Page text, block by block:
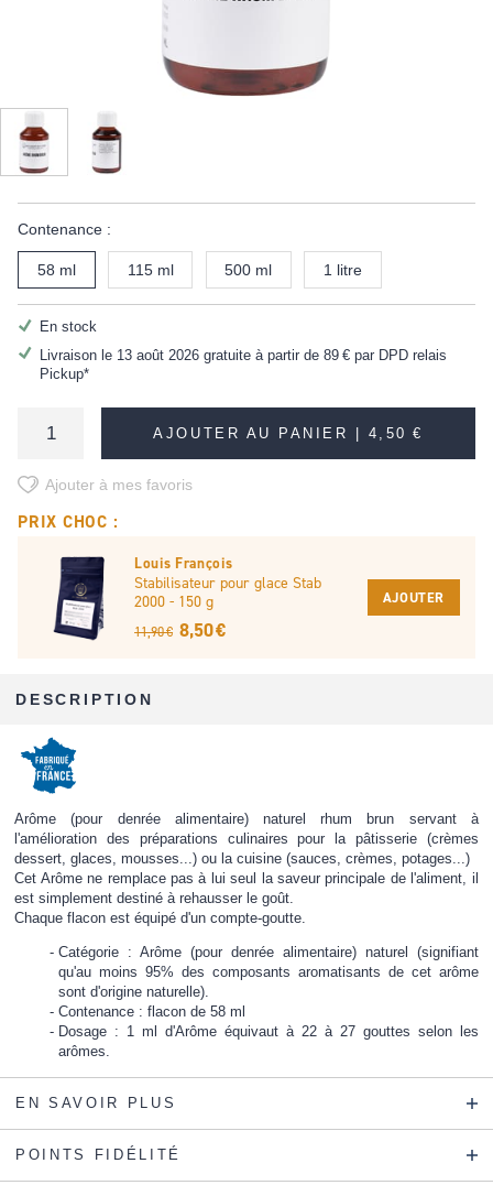
Contenance :
58 ml 115 ml 500 ml 1 litre
En stock
Livraison le 13 août 2026 gratuite à partir de 89 €par DPD relais
Pickup*
AJOUTER AU PANIER | 4,50 €
Ajouter à mes favoris
PRIX CHOC :
Louis François
Stabilisateur pour glace Stab
2000 - 150 g
11,90 € 8,50 €
AJOUTER
DESCRIPTION
Arôme (pour denrée alimentaire) naturel rhum brun servant à
l'amélioration des préparations culinaires pour la pâtisserie (crèmes
dessert, glaces, mousses...) ou la cuisine (sauces, crèmes, potages...)
Cet Arôme ne remplace pas à lui seul la saveur principale de l'aliment, il
est simplement destiné à rehausser le goût.
Chaque flacon est équipé d'un compte-goutte.
Catégorie : Arôme (pour denrée alimentaire) naturel (signifiant
qu'au moins 95% des composants aromatisants de cet arôme
sont d'origine naturelle).
Contenance : flacon de 58 ml
Dosage : 1 ml d'Arôme équivaut à 22 à 27 gouttes selon les
arômes.
EN SAVOIR PLUS
POINTS FIDÉLITÉ